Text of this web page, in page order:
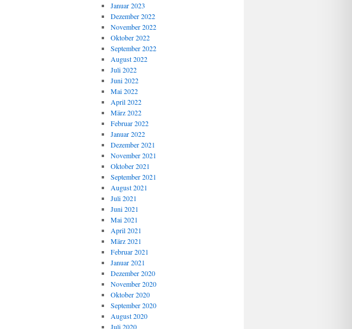
Januar 2023
Dezember 2022
November 2022
Oktober 2022
September 2022
August 2022
Juli 2022
Juni 2022
Mai 2022
April 2022
März 2022
Februar 2022
Januar 2022
Dezember 2021
November 2021
Oktober 2021
September 2021
August 2021
Juli 2021
Juni 2021
Mai 2021
April 2021
März 2021
Februar 2021
Januar 2021
Dezember 2020
November 2020
Oktober 2020
September 2020
August 2020
Juli 2020